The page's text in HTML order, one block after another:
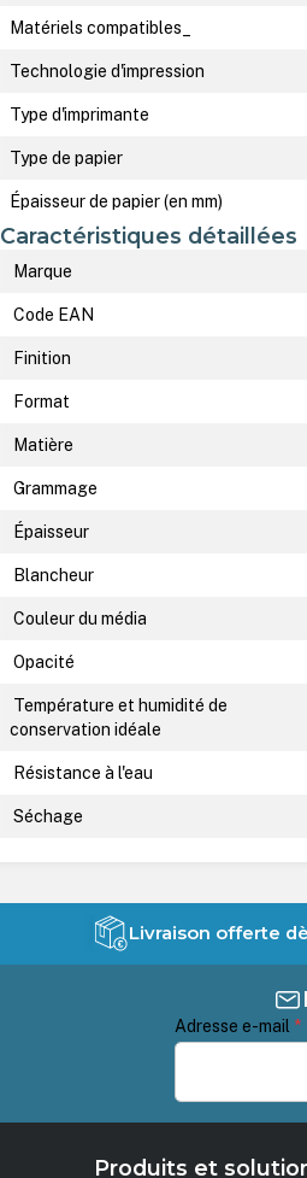
Matériels compatibles_
Technologie d'impression
Type d'imprimante
Type de papier
Épaisseur de papier (en mm)
Caractéristiques détaillées
Marque
Code EAN
Finition
Format
Matière
Grammage
Épaisseur
Blancheur
Couleur du média
Opacité
Température et humidité de
conservation idéale
Résistance à l'eau
Séchage
Livraison offerte
Adresse e-mail *
Produits et